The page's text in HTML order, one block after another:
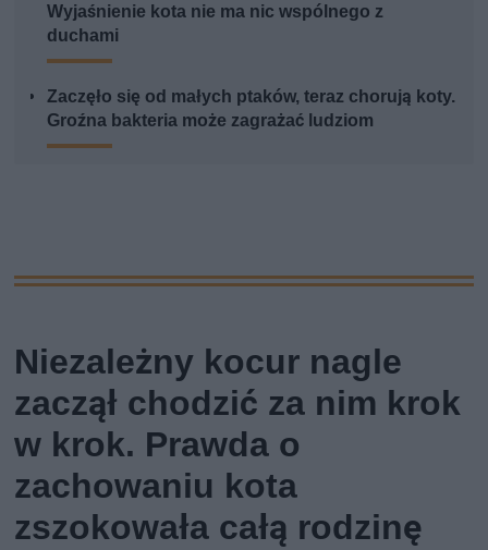
Wyjaśnienie kota nie ma nic wspólnego z
duchami
Zaczęło się od małych ptaków, teraz chorują koty.
Groźna bakteria może zagrażać ludziom
Niezależny kocur nagle
zaczął chodzić za nim krok
w krok. Prawda o
zachowaniu kota
zszokowała całą rodzinę